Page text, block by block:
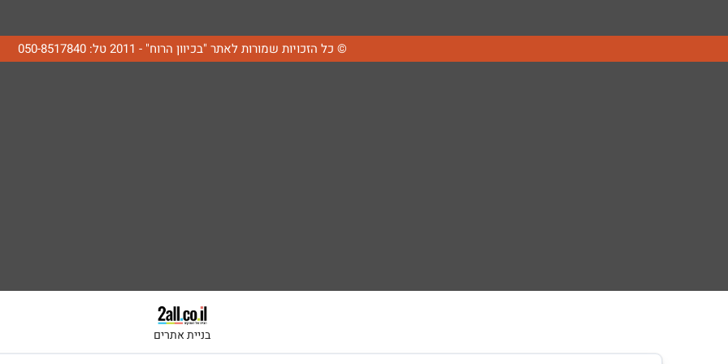
© כל הזכויות שמורות לאתר "בכיוון הרוח" - 2011 טל: 050-8517840
בניית אתרים